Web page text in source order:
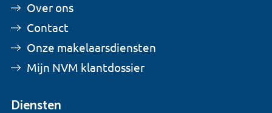
Over ons
Contact
Onze makelaarsdiensten
Mijn NVM klantdossier
Diensten